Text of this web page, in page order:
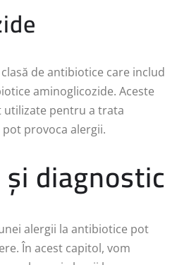
de antibiotice care includ
aminoglicozide. Aceste
pentru a trata
provoca alergii.
diagnostic
alergii la antibiotice pot
În acest capitol, vom